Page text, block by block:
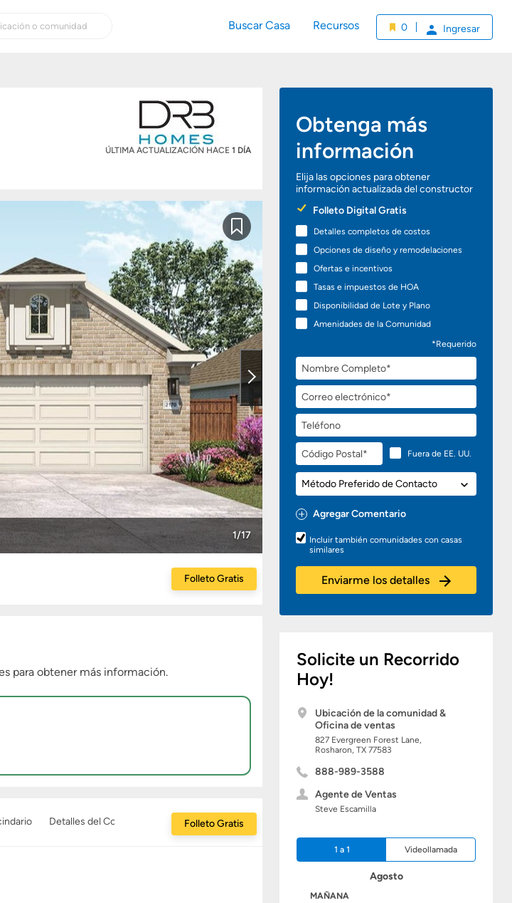
Buscar Casa Recursos 0 Ingresar
ÚLTIMA ACTUALIZACIÓN HACE 1 DÍA
Obtenga más
información
Elija las opciones para obtener
información actualizada del constructor
Preferred
Options
Folleto Digital Gratis
Detalles completos de costos
Opciones de diseño y remodelaciones
Ofertas e incentivos
Tasas e impuestos de HOA
Disponibilidad de Lote y Plano
Amenidades de la Comunidad
*Requerido
Nombre
Completo
Correo
electrónico
Teléfono
Código
Postal
Fuera de EE. UU.
Método
Preferido
de
Contacto
Agregar Comentario
Preguntas
o
Comentarios
Incluir también comunidades con casas
similares
Enviarme los detalles
Solicite un Recorrido
Hoy!
Ubicación de la comunidad &
Oficina de ventas
827 Evergreen Forest Lane,
Rosharon, TX 77583
888-989-3588
Agente de Ventas
Steve Escamilla
1 a 1 Videollamada
Agosto
MAÑANA
Guardar
1/17
Folleto Gratis
para obtener más información.
Detalles del Constructor Folleto Gratis